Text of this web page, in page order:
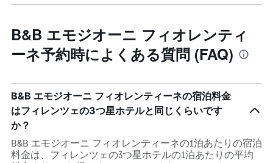
B&B エモジオーニ フィオレンティ
ーネ予約時によくある質問 (FAQ)
B&B エモジオーニ フィオレンティーネの宿泊料金
はフィレンツェの3つ星ホテルと同じくらいです
か？
B&B エモジオーニ フィオレンティーネの1泊あたりの宿泊
料金は、フィレンツェの3つ星ホテルの1泊あたりの平均